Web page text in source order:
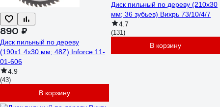
890 ₽
Диск пильный по дереву
(190х1.4x30 мм; 48Z) Inforce 11-
01-606
4.9
(43)
В корзину
Диск пильный по дереву (210х30
мм; 36 зубьев) Вихрь 73/10/4/7
4.7
(131)
В корзину